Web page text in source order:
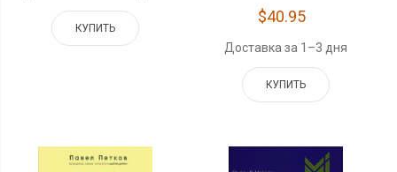
КУПИТЬ
$40.95
Доставка за 1–3 дня
КУПИТЬ